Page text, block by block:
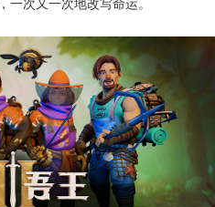
一次又一次地改写命运。